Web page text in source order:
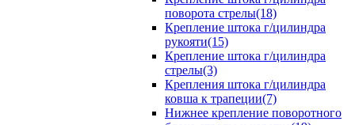
поворота стрелы(18)
Крепление штока г/цилиндра
рукояти(15)
Крепление штока г/цилиндра
стрелы(3)
Крепления штока г/цилиндра
ковша к трапеции(7)
Нижнее крепление поворотного